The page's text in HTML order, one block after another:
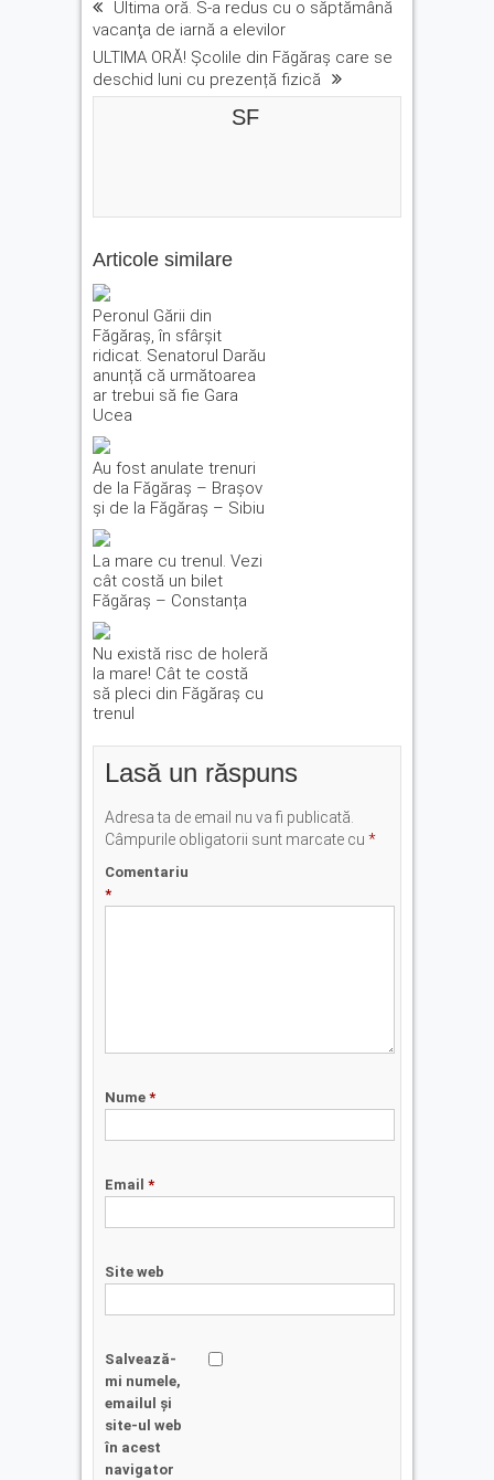
Ultima oră. S-a redus cu o săptămână
vacanţa de iarnă a elevilor
ULTIMA ORĂ! Școlile din Făgăraș care se
deschid luni cu prezență fizică
SF
Articole similare
Peronul Gării din
Făgăraș, în sfârșit
ridicat. Senatorul Darău
anunță că următoarea
ar trebui să fie Gara
Ucea
Au fost anulate trenuri
de la Făgăraș – Brașov
și de la Făgăraș – Sibiu
La mare cu trenul. Vezi
cât costă un bilet
Făgăraș – Constanța
Nu există risc de holeră
la mare! Cât te costă
să pleci din Făgăraș cu
trenul
Lasă un răspuns
Adresa ta de email nu va fi publicată.
Câmpurile obligatorii sunt marcate cu *
Comentariu
*
Nume *
Email *
Site web
Salvează-
mi numele,
emailul și
site-ul web
în acest
navigator